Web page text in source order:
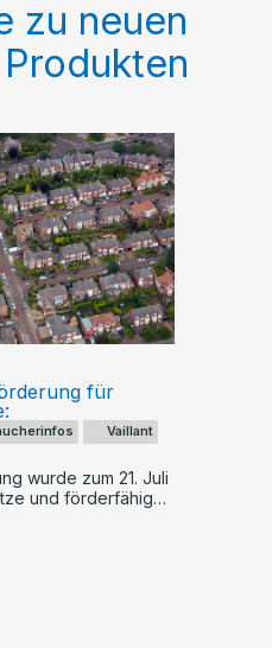
zu neuen
Vaillant
für
wurde zum 21. Juli
und förderfähige
stärker
– etwa für eine
sich finanziell